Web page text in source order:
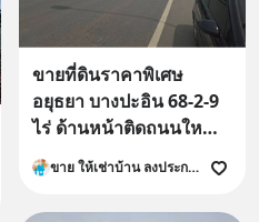
ขายที่ดินราคาพิเศษ
อยุธยา บางปะอิน 68-2-9
ไร่ ด้านหน้าติดถนนใหญ่
347 โทร 084-1416555
ขาย ให้เช่าบ้าน ลงประกาศ ที่ดิน คอนโด อาคารพาณิชย์